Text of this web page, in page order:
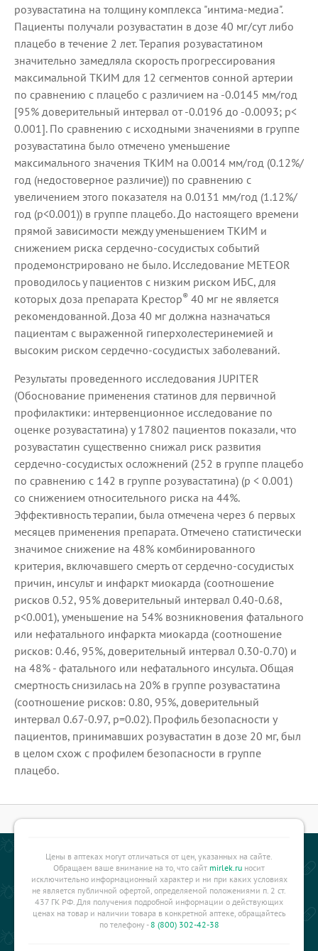
розувастатина на толщину комплекса "интима-медиа".
Пациенты получали розувастатин в дозе 40 мг/сут либо
плацебо в течение 2 лет. Терапия розувастатином
значительно замедляла скорость прогрессирования
максимальной ТКИМ для 12 сегментов сонной артерии
по сравнению с плацебо с различием на -0.0145 мм/год
[95% доверительный интервал от -0.0196 до -0.0093; р<
0.001]. По сравнению с исходными значениями в группе
розувастатина было отмечено уменьшение
максимального значения ТКИМ на 0.0014 мм/год (0.12%/
год (недостоверное различие)) по сравнению с
увеличением этого показателя на 0.0131 мм/год (1.12%/
год (р<0.001)) в группе плацебо. До настоящего времени
прямой зависимости между уменьшением ТКИМ и
снижением риска сердечно-сосудистых событий
продемонстрировано не было. Исследование METEOR
проводилось у пациентов с низким риском ИБС, для
которых доза препарата Крестор® 40 мг не является
рекомендованной. Доза 40 мг должна назначаться
пациентам с выраженной гиперхолестеринемией и
высоким риском сердечно-сосудистых заболеваний.
Результаты проведенного исследования JUPITER
(Обоснование применения статинов для первичной
профилактики: интервенционное исследование по
оценке розувастатина) у 17802 пациентов показали, что
розувастатин существенно снижал риск развития
сердечно-сосудистых осложнений (252 в группе плацебо
по сравнению с 142 в группе розувастатина) (р < 0.001)
со снижением относительного риска на 44%.
Эффективность терапии, была отмечена через 6 первых
месяцев применения препарата. Отмечено статистически
значимое снижение на 48% комбинированного
критерия, включавшего смерть от сердечно-сосудистых
причин, инсульт и инфаркт миокарда (соотношение
рисков 0.52, 95% доверительный интервал 0.40-0.68,
р<0.001), уменьшение на 54% возникновения фатального
или нефатального инфаркта миокарда (соотношение
рисков: 0.46, 95%, доверительный интервал 0.30-0.70) и
на 48% - фатального или нефатального инсульта. Общая
смертность снизилась на 20% в группе розувастатина
(соотношение рисков: 0.80, 95%, доверительный
интервал 0.67-0.97, р=0.02). Профиль безопасности у
пациентов, принимавших розувастатин в дозе 20 мг, был
в целом схож с профилем безопасности в группе
плацебо.
Цены в аптеках могут отличаться от цен, указанных на сайте.
Обращаем ваше внимание на то, что сайт mirlek.ru носит
исключительно информационный характер и ни при каких условиях
не является публичной офертой, определяемой положениями п. 2 ст.
437 ГК РФ. Для получения подробной информации о действующих
ценах на товар и наличии товара в конкретной аптеке, обращайтесь
по телефону -8 (800) 302-42-38